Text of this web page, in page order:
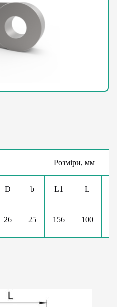
Розміри, мм
D b L1 L
26 25 156 100